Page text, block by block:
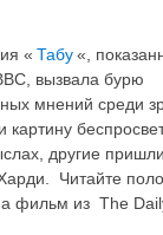
« Табу«,
вызвала бурю
мнений среди
другие
Читайте
фильм из The